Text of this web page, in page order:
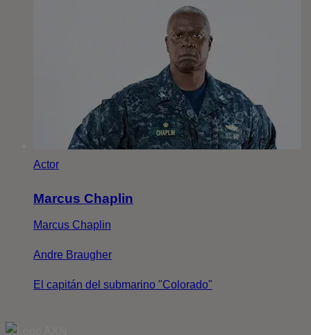
Actor
Marcus Chaplin
Marcus Chaplin
Andre Braugher
El capitán del submarino "Colorado"